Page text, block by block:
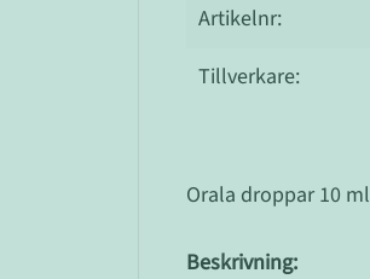
Artikelnr:
Tillverkare:
Orala droppar 10 ml
Beskrivning: